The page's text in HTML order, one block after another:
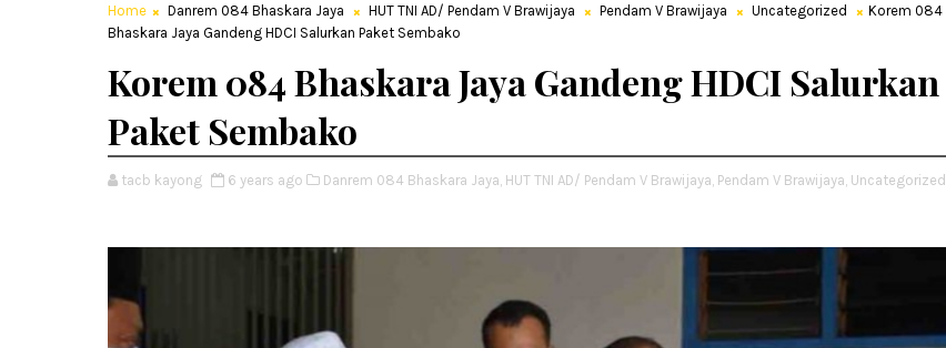
Home Danrem 084 Bhaskara Jaya HUT TNI AD/ Pendam V Brawijaya Pendam V Brawijaya Uncategorized
Korem 084
Bhaskara Jaya Gandeng HDCI Salurkan Paket Sembako
Korem 084 Bhaskara Jaya Gandeng HDCI Salurkan
Paket Sembako
tacb kayong 6 years ago Danrem 084 Bhaskara Jaya, HUT TNI AD/ Pendam V Brawijaya, Pendam V Brawijaya, Uncategorized,